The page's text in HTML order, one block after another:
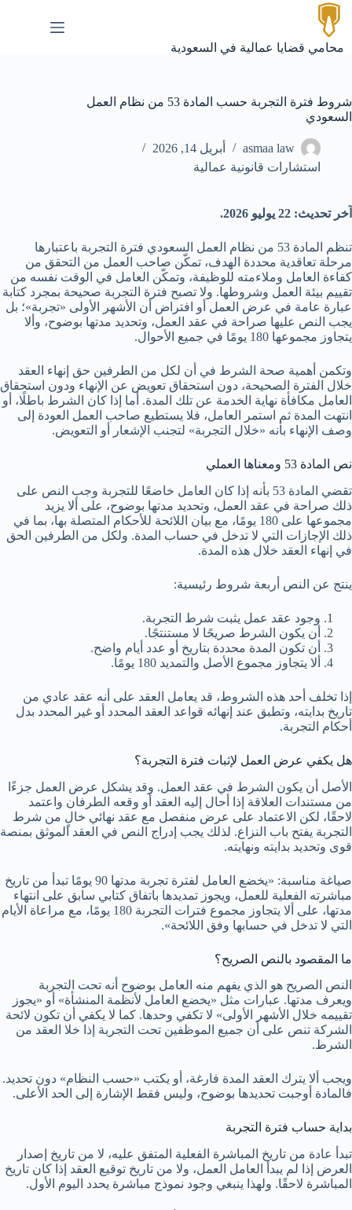
التجاوز
إلى
المحتوى
محامي قضايا عمالية في السعودية
شروط فترة التجربة حسب المادة 53 من نظام العمل
السعودي
asmaa law
أبريل 14, 2026
استشارات قانونية عمالية
آخر تحديث: 22 يوليو 2026.
تنظم المادة 53 من نظام العمل السعودي فترة التجربة باعتبارها
مرحلة تعاقدية محددة الهدف، تمكّن صاحب العمل من التحقق من
كفاءة العامل وملاءمته للوظيفة، وتمكّن العامل في الوقت نفسه من
تقييم بيئة العمل وشروطها. ولا تصبح فترة التجربة صحيحة بمجرد كتابة
عبارة عامة في عرض العمل أو افتراض أن الأشهر الأولى «تجربة»؛ بل
يجب النص عليها صراحة في عقد العمل، وتحديد مدتها بوضوح، وألا
يتجاوز مجموعها 180 يومًا في جميع الأحوال.
وتكمن أهمية صحة الشرط في أن لكل من الطرفين حق إنهاء العقد
خلال الفترة الصحيحة، دون استحقاق تعويض عن الإنهاء ودون استحقاق
العامل مكافأة نهاية الخدمة عن تلك المدة. أما إذا كان الشرط باطلًا، أو
انتهت المدة ثم استمر العامل، فلا يستطيع صاحب العمل العودة إلى
وصف الإنهاء بأنه «خلال التجربة» لتجنب الإشعار أو التعويض.
نص المادة 53 ومعناها العملي
تقضي المادة 53 بأنه إذا كان العامل خاضعًا للتجربة وجب النص على
ذلك صراحة في عقد العمل، وتحديد مدتها بوضوح، على ألا يزيد
مجموعها على 180 يومًا، مع بيان اللائحة للأحكام المتصلة بها، بما في
ذلك الإجازات التي لا تدخل في حساب المدة. ولكل من الطرفين الحق
في إنهاء العقد خلال هذه المدة.
ينتج عن النص أربعة شروط رئيسية:
وجود عقد عمل يثبت شرط التجربة.
أن يكون الشرط صريحًا لا مستنتجًا.
أن تكون المدة محددة بتاريخ أو عدد أيام واضح.
ألا يتجاوز مجموع الأصل والتمديد 180 يومًا.
إذا تخلف أحد هذه الشروط، قد يعامل العقد على أنه عقد عادي من
تاريخ بدايته، وتطبق عند إنهائه قواعد العقد المحدد أو غير المحدد بدل
أحكام التجربة.
هل يكفي عرض العمل لإثبات فترة التجربة؟
الأصل أن يكون الشرط في عقد العمل. وقد يشكل عرض العمل جزءًا
من مستندات العلاقة إذا أحال إليه العقد أو وقعه الطرفان واعتمد
لاحقًا، لكن الاعتماد على عرض منفصل مع عقد نهائي خالٍ من شرط
التجربة يفتح باب النزاع. لذلك يجب إدراج النص في العقد الموثق بمنصة
قوى وتحديد بدايته ونهايته.
صياغة مناسبة: «يخضع العامل لفترة تجربة مدتها 90 يومًا تبدأ من تاريخ
مباشرته الفعلية للعمل، ويجوز تمديدها باتفاق كتابي سابق على انتهاء
مدتها، على ألا يتجاوز مجموع فترات التجربة 180 يومًا، مع مراعاة الأيام
التي لا تدخل في حسابها وفق اللائحة».
ما المقصود بالنص الصريح؟
النص الصريح هو الذي يفهم منه العامل بوضوح أنه تحت التجربة
ويعرف مدتها. عبارات مثل «يخضع العامل لأنظمة المنشأة» أو «يجوز
تقييمه خلال الأشهر الأولى» لا تكفي وحدها. كما لا يكفي أن تكون لائحة
الشركة تنص على أن جميع الموظفين تحت التجربة إذا خلا العقد من
الشرط.
ويجب ألا يترك العقد المدة فارغة، أو يكتب «حسب النظام» دون تحديد.
فالمادة أوجبت تحديدها بوضوح، وليس فقط الإشارة إلى الحد الأعلى.
بداية حساب فترة التجربة
تبدأ عادة من تاريخ المباشرة الفعلية المتفق عليه، لا من تاريخ إصدار
العرض إذا لم يبدأ العامل العمل، ولا من تاريخ توقيع العقد إذا كان تاريخ
المباشرة لاحقًا. ولهذا ينبغي وجود نموذج مباشرة يحدد اليوم الأول.